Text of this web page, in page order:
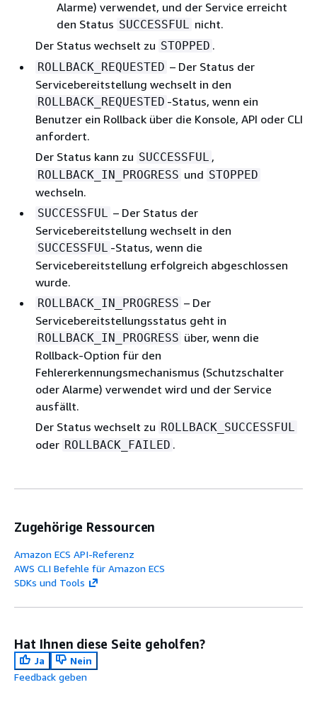
Alarme) verwendet, und der Service erreicht
den Status SUCCESSFUL
nicht.
Der Status wechselt zu STOPPED .
ROLLBACK_REQUESTED – Der Status der
Servicebereitstellung wechselt in den
ROLLBACK_REQUESTED -Status, wenn ein
Benutzer ein Rollback über die Konsole, API oder CLI
anfordert.
Der Status kann zu SUCCESSFUL ,
ROLLBACK_IN_PROGRESS und STOPPED
wechseln.
SUCCESSFUL
– Der Status der
Servicebereitstellung wechselt in den
SUCCESSFUL -Status, wenn die
Servicebereitstellung erfolgreich abgeschlossen
wurde.
ROLLBACK_IN_PROGRESS – Der
Servicebereitstellungsstatus geht in
ROLLBACK_IN_PROGRESS über, wenn die
Rollback-Option für den
Fehlererkennungsmechanismus (Schutzschalter
oder Alarme) verwendet wird und der Service
ausfällt.
Der Status wechselt zu ROLLBACK_SUCCESSFUL
oder ROLLBACK_FAILED .
Zugehörige Ressourcen
Amazon ECS API-Referenz
AWS CLI Befehle für Amazon ECS
SDKs und Tools
Hat Ihnen diese Seite geholfen?
Ja
Nein
Feedback geben